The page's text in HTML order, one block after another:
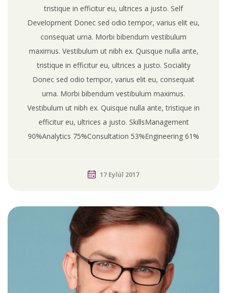
tristique in efficitur eu, ultrices a justo. Self
Development Donec sed odio tempor, varius elit eu,
consequat urna. Morbi bibendum vestibulum
maximus. Vestibulum ut nibh ex. Quisque nulla ante,
tristique in efficitur eu, ultrices a justo. Sociality
Donec sed odio tempor, varius elit eu, consequat
urna. Morbi bibendum vestibulum maximus.
Vestibulum ut nibh ex. Quisque nulla ante, tristique in
efficitur eu, ultrices a justo. SkillsManagement
90%Analytics 75%Consultation 53%Engineering 61%
17 Eylül 2017